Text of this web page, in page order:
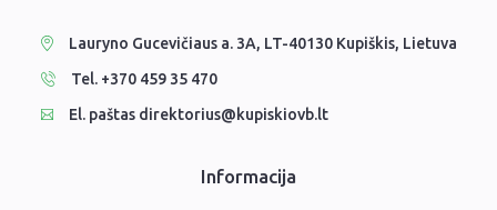
Lauryno Gucevičiaus a. 3A, LT-40130 Kupiškis, Lietuva
Tel. +370 459 35 470
El. paštas direktorius@kupiskiovb.lt
Informacija